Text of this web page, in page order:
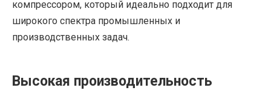
компрессором, который идеально подходит для
широкого спектра промышленных и
производственных задач.
Высокая производительность